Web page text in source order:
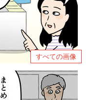
すべての画像